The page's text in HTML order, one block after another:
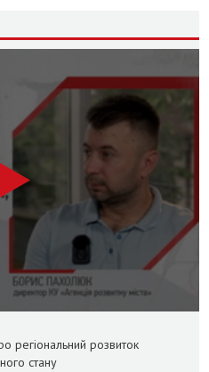
регіональний розвиток
стану